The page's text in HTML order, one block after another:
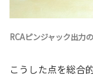
RCAピンジャック出力
こうした点を総合